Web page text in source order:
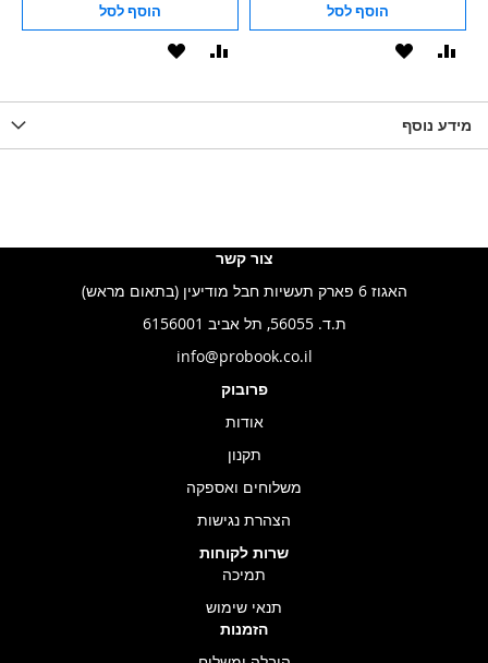
הוסף לסל
הוסף
הוסף לסל
הוסף
מידע נוסף
צור קשר
האגוז 6 פארק תעשיות חבל מודיעין (בתאום מראש)
ת.ד. 56055, תל אביב 6156001
info@probook.co.il
פרובוק
אודות
תקנון
משלוחים ואספקה
הצהרת נגישות
שרות לקוחות
תמיכה
תנאי שימוש
הזמנות